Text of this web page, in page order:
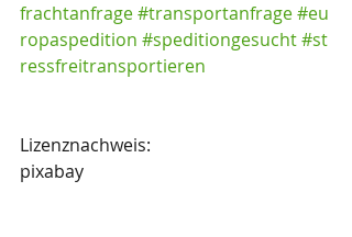
frachtanfrage#transportanfrage#eu
ropaspedition #speditiongesucht#st
ressfreitransportieren
Lizenznachweis:
pixabay